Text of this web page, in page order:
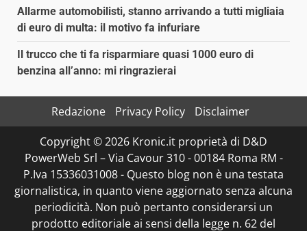
Allarme automobilisti, stanno arrivando a tutti migliaia
di euro di multa: il motivo fa infuriare
Il trucco che ti fa risparmiare quasi 1000 euro di
benzina all’anno: mi ringrazierai
Redazione Privacy Policy
Disclaimer
Copyright © 2026 Kronic.it proprietà di D&D
PowerWeb Srl – Via Cavour 310 - 00184 Roma RM -
P.Iva 15336031008 - Questo blog non è una testata
giornalistica, in quanto viene aggiornato senza alcuna
periodicità. Non può pertanto considerarsi un
prodotto editoriale ai sensi della legge n. 62 del